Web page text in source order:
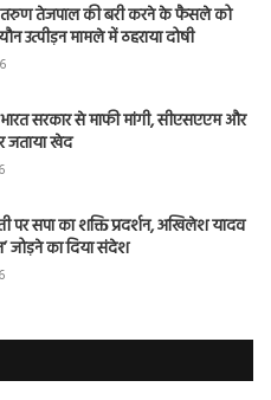
तरुण तेजपाल की बरी करने के फैसले को
उत्पीड़न मामले में ठहराया दोषी
सरकार से माफी मांगी, सीएसएएम और
जताया खेद
पर सपा का शक्ति प्रदर्शन, अखिलेश यादव
जोड़ने का दिया संदेश